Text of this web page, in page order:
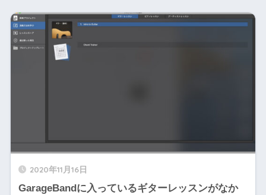
2020年11月16日
GarageBandに入っているギターレッスンがなか